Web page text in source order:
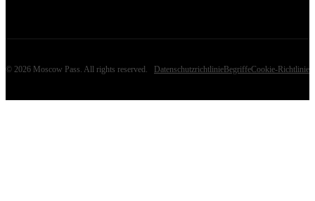
© 2026 Moscow Pass. All rights reserved. Datenschutzrichtlinie BegriffeCookie-Richtlinie